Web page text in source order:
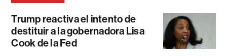
Trump reactiva el intento de
destituir a la gobernadora Lisa
Cook de la Fed